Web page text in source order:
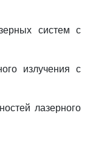
систем с
излучения с
лазерного